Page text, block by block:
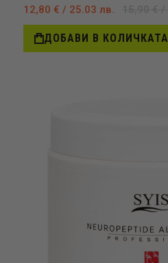
12,80 € / 25.03 лв.
ДОБАВИ В КОЛИЧКАТА